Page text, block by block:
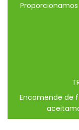
Encomende de